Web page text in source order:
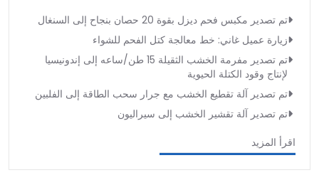
تم تصدير مكبس فحم ديزل بقوة 20 حصان بنجاح إلى السنغال
زيارة عميل غاني: خط معالجة كتل الفحم للشواء
تم تصدير مفرمة الخشب الثقيلة 15 طن/ساعه إلى إندونيسيا
لإنتاج وقود الكتلة الحيوية
تم تصدير آلة تقطيع الخشب مع جرار سحب الطاقة إلى الفلبين
تم تصدير آلة تقشير الخشب إلى سيراليون
اقرأ المزيد